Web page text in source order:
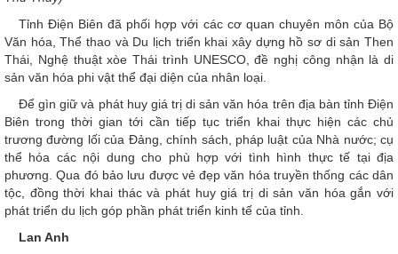
Tỉnh Điện Biên đã phối hợp với các cơ quan chuyên môn của Bộ
Văn hóa, Thể thao và Du lịch triển khai xây dựng hồ sơ di sản Then
Thái, Nghệ thuật xòe Thái trình UNESCO, đề nghị công nhận là di
sản văn hóa phi vật thể đại diện của nhân loại.
Để gìn giữ và phát huy giá trị di sản văn hóa trên địa bàn tỉnh Điện
Biên trong thời gian tới cần tiếp tục triển khai thực hiện các chủ
trương đường lối của Đảng, chính sách, pháp luật của Nhà nước; cụ
thể hóa các nội dung cho phù hợp với tình hình thực tế tại địa
phương. Qua đó bảo lưu được vẻ đẹp văn hóa truyền thống các dân
tộc, đồng thời khai thác và phát huy giá trị di sản văn hóa gắn với
phát triển du lịch góp phần phát triển kinh tế của tỉnh.
Lan Anh